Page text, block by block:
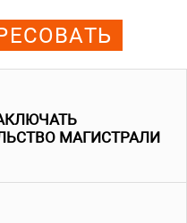
МАГИСТРАЛИ